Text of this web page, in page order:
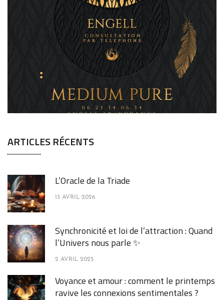
ARTICLES RÉCENTS
L’Oracle de la Triade
13 AVRIL 2026
Synchronicité et loi de l’attraction : Quand
l’Univers nous parle ✨
2 AVRIL 2025
Voyance et amour : comment le printemps
ravive les connexions sentimentales ?